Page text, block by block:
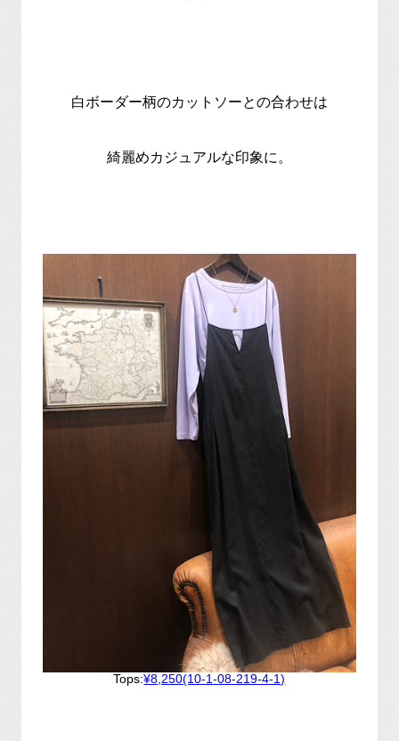
白ボーダー柄のカットソーとの合わせは
綺麗めカジュアルな印象に。
Tops:¥8,250(10-1-08-219-4-1)